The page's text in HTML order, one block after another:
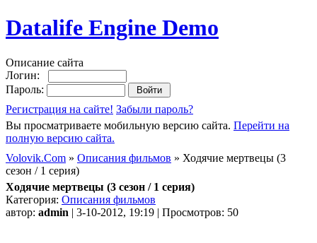
Datalife Engine Demo
Описание сайта
Логин:
Пароль:
Регистрация на сайте! Забыли пароль?
Вы просматриваете мобильную версию сайта. Перейти на
полную версию сайта.
Volovik.Com » Описания фильмов » Ходячие мертвецы (3
сезон / 1 серия)
Ходячие мертвецы (3 сезон / 1 серия)
Категория: Описания фильмов
автор: admin | 3-10-2012, 19:19 | Просмотров: 50